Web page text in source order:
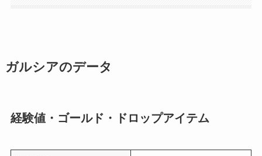
ガルシアのデータ
経験値・ゴールド・ドロップアイテム